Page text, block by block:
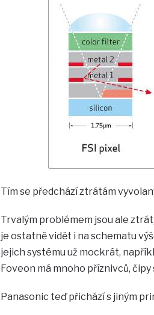
Tím se předchází ztrátám
Trvalým problémem jsou ale
je ostatně vidět i na schematu
jejich systému už mockrát,
Foveon má mnoho příznivců,
Panasonic teď přichází s jiným